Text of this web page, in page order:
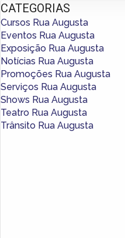
CATEGORIAS
Cursos Rua Augusta
Eventos Rua Augusta
Exposição Rua Augusta
Notícias Rua Augusta
Promoções Rua Augusta
Serviços Rua Augusta
Shows Rua Augusta
Teatro Rua Augusta
Trânsito Rua Augusta